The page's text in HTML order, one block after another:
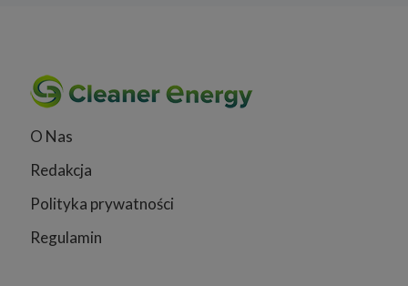
O Nas
Redakcja
Polityka prywatności
Regulamin